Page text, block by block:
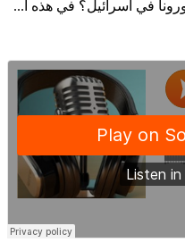
في اسرائيل؟ في هذه ا...